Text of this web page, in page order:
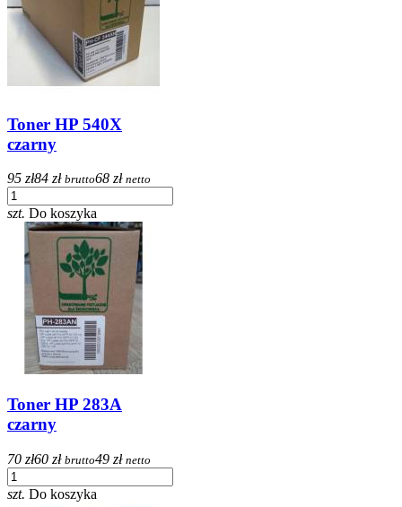
Toner HP 540X
czarny
95 zł84 zł brutto68 zł netto
szt. Do koszyka
Toner HP 283A
czarny
70 zł60 zł brutto49 zł netto
szt. Do koszyka